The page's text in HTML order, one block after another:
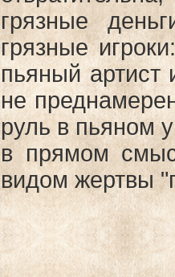
грязные
грязные
пьяный артист
не
руль в пьяном
в прямом
видом жертвы